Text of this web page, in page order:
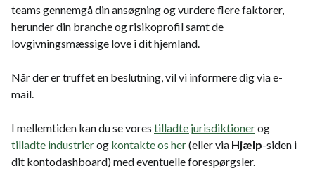
teams gennemgå din ansøgning og vurdere flere faktorer,
herunder din branche og risikoprofil samt de
lovgivningsmæssige love i dit hjemland.
Når der er truffet en beslutning, vil vi informere dig via e-
mail.
I mellemtiden kan du se vores tilladte jurisdiktionerog
tilladte industrierog kontakte os her(eller via Hjælp-siden i
dit kontodashboard) med eventuelle forespørgsler.